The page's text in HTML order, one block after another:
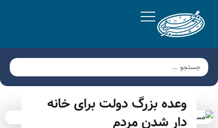
وعده بزرگ دولت برای خانه
دار شدن مردم